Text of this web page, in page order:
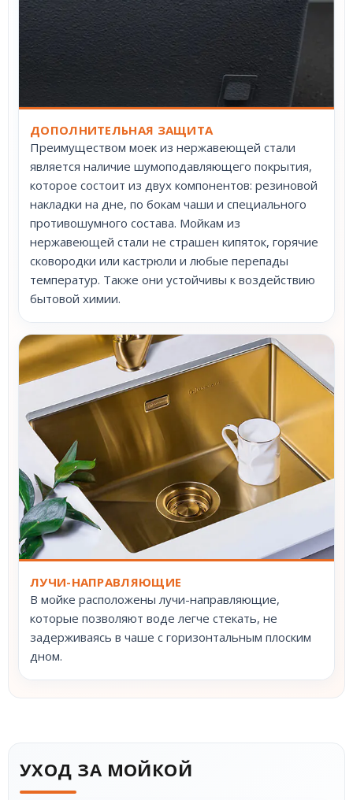
ДОПОЛНИТЕЛЬНАЯ ЗАЩИТА
Преимуществом моек из нержавеющей стали
является наличие шумоподавляющего покрытия,
которое состоит из двух компонентов: резиновой
накладки на дне, по бокам чаши и специального
противошумного состава. Мойкам из
нержавеющей стали не страшен кипяток, горячие
сковородки или кастрюли и любые перепады
температур. Также они устойчивы к воздействию
бытовой химии.
ЛУЧИ-НАПРАВЛЯЮЩИЕ
В мойке расположены лучи-направляющие,
которые позволяют воде легче стекать, не
задерживаясь в чаше с горизонтальным плоским
дном.
УХОД ЗА МОЙКОЙ